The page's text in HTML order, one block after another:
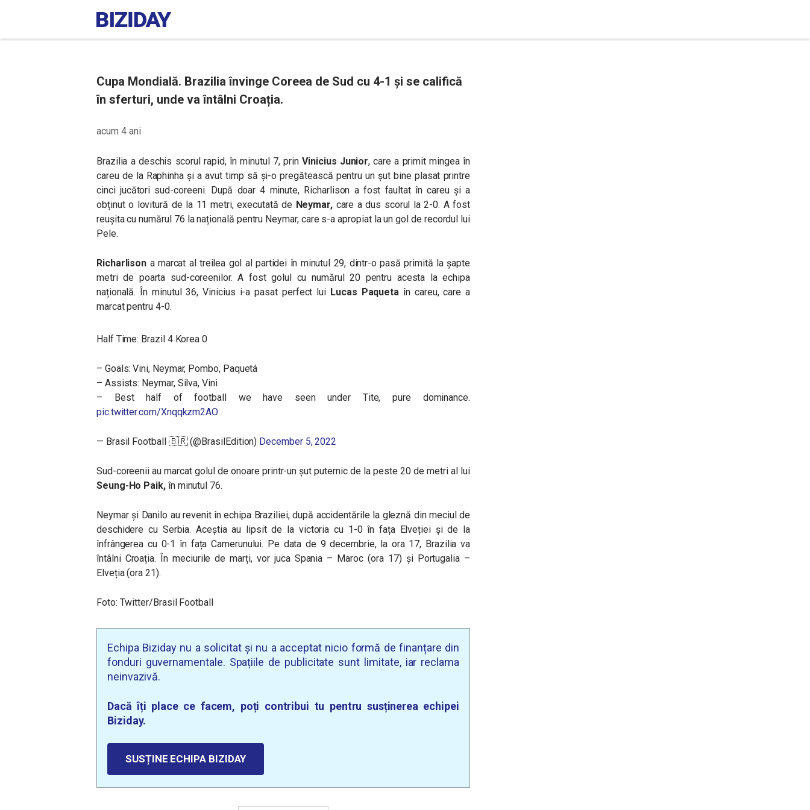
Cupa Mondială. Brazilia învinge Coreea de Sud cu 4-1 și se califică
în sferturi, unde va întâlni Croația.
acum 4 ani
Brazilia a deschis scorul rapid, în minutul 7, prinVinicius Junior, care a primit mingea în
careu de la Raphinha și a avut timp să și-o pregătească pentru un șut bine plasat printre
cinci jucători sud-coreeni. După doar 4 minute, Richarlison a fost faultat în careu și a
obținut o lovitură de la 11 metri, executată de Neymar, care a dus scorul la 2-0. A fost
reușita cu numărul 76 la națională pentru Neymar, care s-a apropiat la un gol de recordul lui
Pele.
Richarlison a marcat al treilea gol al partidei în minutul 29, dintr-o pasă primită la șapte
metri de poarta sud-coreenilor. A fost golul cu numărul 20 pentru acesta la echipa
națională. În minutul 36, Vinicius i-a pasat perfect lui Lucas Paqueta în careu, care a
marcat pentru 4-0.
Half Time: Brazil 4 Korea 0
– Goals: Vini, Neymar, Pombo, Paquetá
– Assists: Neymar, Silva, Vini
– Best half of football we have seen under Tite, pure dominance.
pic.twitter.com/Xnqqkzm2AO
— Brasil Football 🇧🇷 (@BrasilEdition) December 5, 2022
Sud-coreenii au marcat golul de onoare printr-un șut puternic de la peste 20 de metri al lui
Seung-Ho Paik, în minutul 76.
Neymar și Danilo au revenit în echipa Braziliei, după accidentările la gleznă din meciul de
deschidere cu Serbia. Aceștia au lipsit de la victoria cu 1-0 în fața Elveției și de la
înfrângerea cu 0-1 în fața Camerunului. Pe data de 9 decembrie, la ora 17, Brazilia va
întâlni Croația. În meciurile de marți, vor juca Spania – Maroc (ora 17) și Portugalia –
Elveția (ora 21).
Foto: Twitter/Brasil Football
Echipa Biziday nu a solicitat și nu a acceptat nicio formă de finanțare din
fonduri guvernamentale. Spațiile de publicitate sunt limitate, iar reclama
neinvazivă.
Dacă îți place ce facem, poți contribui tu pentru susținerea echipei
Biziday.
SUSȚINE ECHIPA BIZIDAY